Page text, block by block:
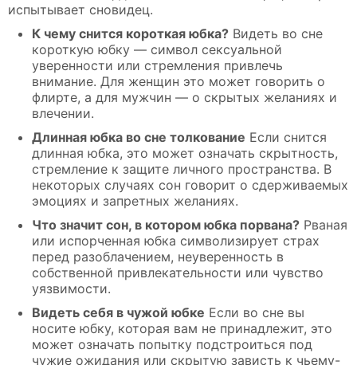
испытывает сновидец.
К чему снится короткая юбка? Видеть во сне
короткую юбку — символ сексуальной
уверенности или стремления привлечь
внимание. Для женщин это может говорить о
флирте, а для мужчин — о скрытых желаниях и
влечении.
Длинная юбка во сне толкование Если снится
длинная юбка, это может означать скрытность,
стремление к защите личного пространства. В
некоторых случаях сон говорит о сдерживаемых
эмоциях и запретных желаниях.
Что значит сон, в котором юбка порвана? Рваная
или испорченная юбка символизирует страх
перед разоблачением, неуверенность в
собственной привлекательности или чувство
уязвимости.
Видеть себя в чужой юбке Если во сне вы
носите юбку, которая вам не принадлежит, это
может означать попытку подстроиться под
чужие ожидания или скрытую зависть к чьему-